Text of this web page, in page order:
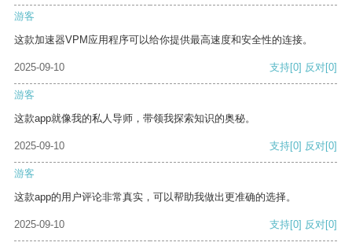
游客
这款加速器VPM应用程序可以给你提供最高速度和安全性的连接。
2025-09-10 支持[0] 反对[0]
游客
这款app就像我的私人导师，带领我探索知识的奥秘。
2025-09-10 支持[0] 反对[0]
游客
这款app的用户评论非常真实，可以帮助我做出更准确的选择。
2025-09-10 支持[0] 反对[0]